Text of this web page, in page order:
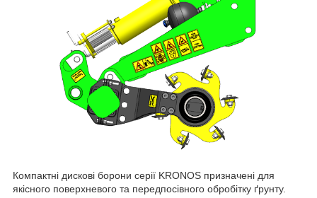
Компактні дискові борони серії KRONOS призначені для
якісного поверхневого та передпосівного обробітку ґрунту.